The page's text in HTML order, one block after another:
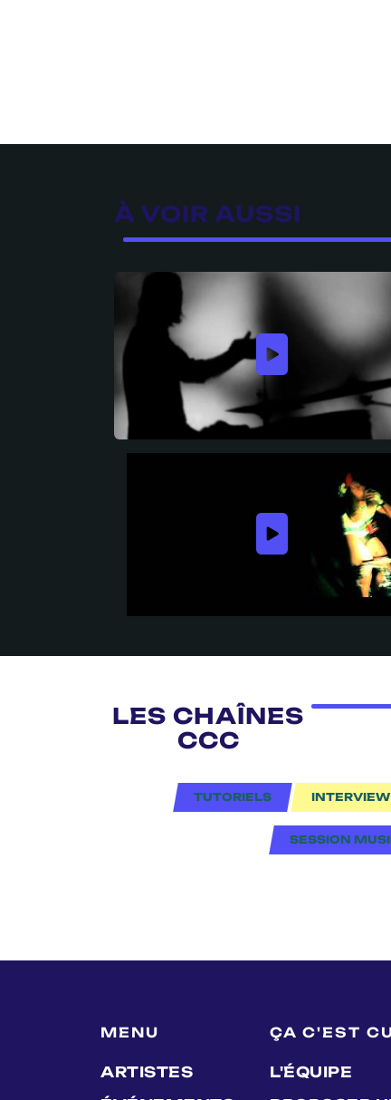
À VOIR AUSSI
LES CHAÎNES
CCC
TUTORIELS INTERVIEW
SESSION
MENU
ARTISTES
ÇA C'EST
L'ÉQUIPE